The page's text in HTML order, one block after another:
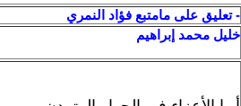
- تعليق على مامتبع فؤاد النمري
خليل محمد إبراهيم